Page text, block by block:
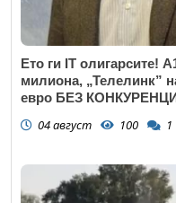
Ето ги IT олигарсите!
милиона, „Телелинк”
евро БЕЗ
04 август 100 1